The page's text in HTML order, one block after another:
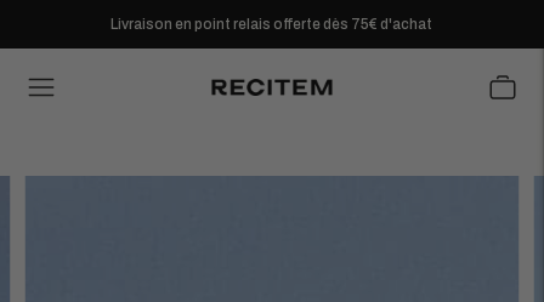
Livraison en point relais offerte dès 75€ d'achat